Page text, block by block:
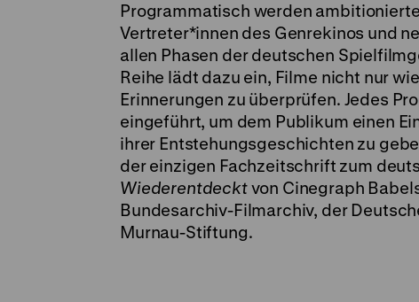
Programmatisch werden
Vertreter*innen des Genrekinos und
allen Phasen der deutschen
Reihe lädt dazu ein, Filme nicht nur
Erinnerungen zu überprüfen. Jedes
eingeführt, um dem Publikum einen
ihrer Entstehungsgeschichten zu
der einzigen Fachzeitschrift zum
Wiederentdecktvon Cinegraph
Bundesarchiv-Filmarchiv, der
Murnau-Stiftung.